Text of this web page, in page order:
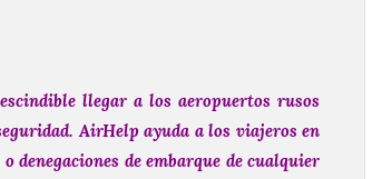
llegar a los aeropuertos rusos
AirHelp ayuda a los viajeros en
denegaciones de embarque de cualquier